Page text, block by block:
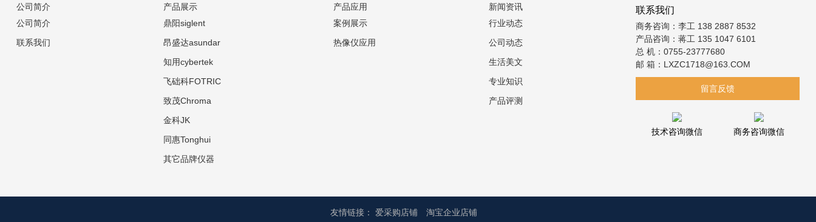
公司简介
公司简介
联系我们
产品展示
鼎阳siglent
昂盛达asundar
知用cybertek
飞础科FOTRIC
致茂Chroma
金科JK
同惠Tonghui
其它品牌仪器
产品应用
案例展示
热像仪应用
新闻资讯
行业动态
公司动态
生活美文
专业知识
产品评测
联系我们
商务咨询：李工 138 2887 8532
产品咨询：蒋工 135 1047 6101
总 机：0755-23777680
邮 箱：LXZC1718@163.COM
留言反馈
技术咨询微信 商务咨询微信
友情链接： 爱采购店铺 淘宝企业店铺